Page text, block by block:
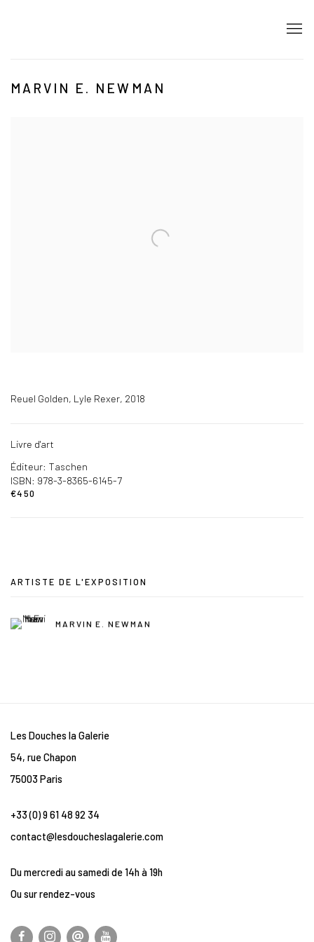
MARVIN E. NEWMAN
Reuel Golden, Lyle Rexer, 2018
Livre d'art
Éditeur: Taschen
ISBN: 978-3-8365-6145-7
€450
ARTISTE DE L'EXPOSITION
MARVIN E. NEWMAN
Les Douches la Galerie
54, rue Chapon
75003 Paris
+33 (0) 9 61 48 92 34
contact@lesdoucheslagalerie.com
Du mercredi au samedi de 14h à 19h
Ou sur rendez-vous